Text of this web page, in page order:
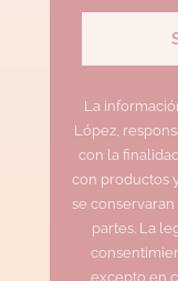
La
López,
con la
con productos
se
partes. La
excepto en